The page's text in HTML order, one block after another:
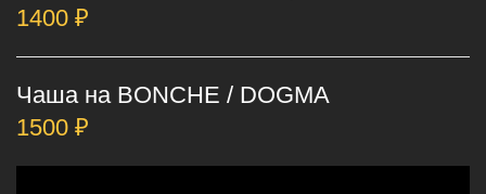
1400 ₽
Чаша на BONCHE / DOGMA
1500 ₽